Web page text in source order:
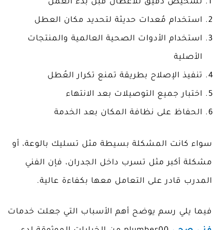
تشخيص دقيق للأعطال قبل بدء العمل
استخدام مُعدات حديثة لتحديد مكان العطل
استخدام الأدوات الصحية العالمية والمنتجات
الأصلية
تنفيذ الإصلاح بطريقة تمنع تكرار العُطل
اختبار جميع التوصيلات بعد الانتهاء
الحفاظ على نظافة المكان بعد الخدمة
سواء كانت المشكلة بسيطة مثل تسليك بالوعة، أو
مشكلة أكبر مثل تسرب داخل الجدران، فإن الفني
المدرب قادر على التعامل معها بكفاءة عالية.
فيما يلي رسم يوضح أهم الأسباب التي جعلت خدمات